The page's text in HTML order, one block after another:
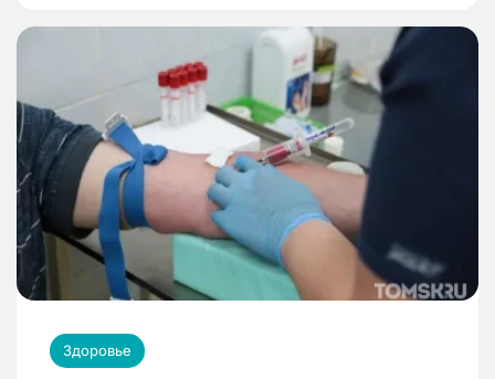
Здоровье